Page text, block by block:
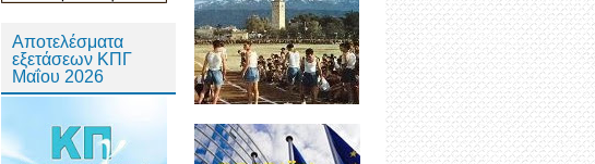
Αποτελέσματα
εξετάσεων ΚΠΓ
Μαΐου 2026